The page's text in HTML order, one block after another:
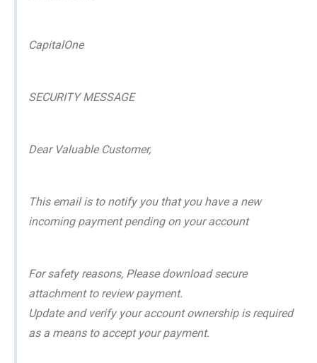
CapitalOne
SECURITY MESSAGE
Dear Valuable Customer,
This email is to notify you that you have a new
incoming payment pending on your account
For safety reasons, Please download secure
attachment to review payment.
Update and verify your account ownership is required
as a means to accept your payment.